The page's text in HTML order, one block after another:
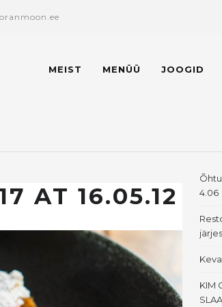
MEIST MENÜÜ JOOGID
AT 16.05.12
4.06
KIM